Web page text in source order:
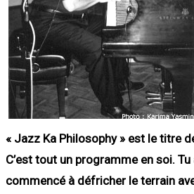
« Jazz Ka Philosophy » est le titre
C’est tout un programme en soi.
commencé à défricher le terrain